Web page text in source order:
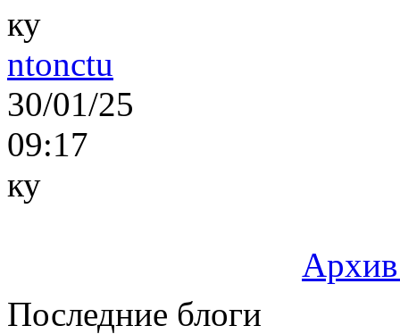
ку
ntonctu
30/01/25
09:17
ку
Последние блоги